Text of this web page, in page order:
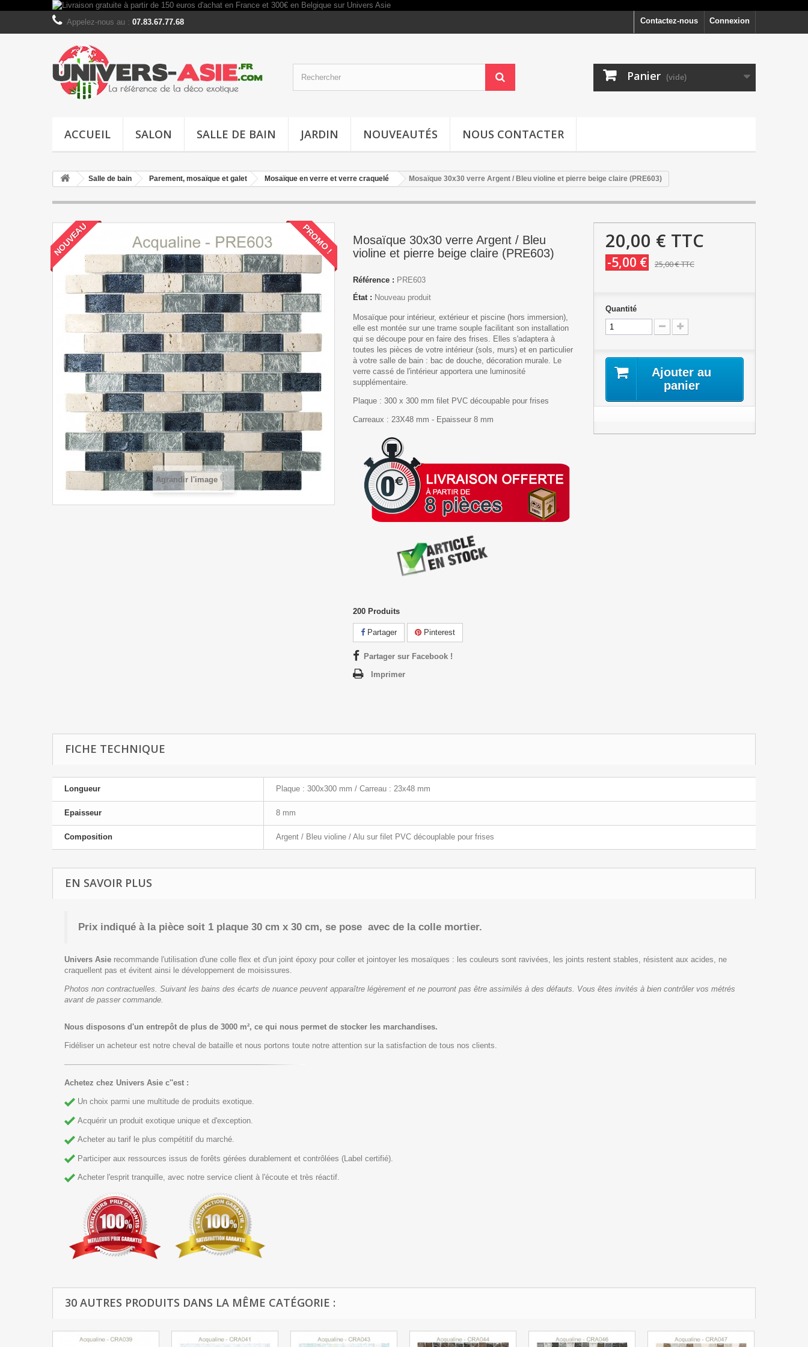
Connexion
Contactez-nous
Appelez-nous au : 07.83.67.77.68
Panier (vide)
ACCUEIL SALON SALLE DE BAIN JARDIN NOUVEAUTÉS NOUS CONTACTER
Salle de bain Parement, mosaïque et galet Mosaïque en verre et verre craquelé Mosaïque 30x30 verre Argent / Bleu violine et pierre beige claire (PRE603)
NOUVEAU PROMO !
Agrandir l'image
Mosaïque 30x30 verre Argent / Bleu
violine et pierre beige claire (PRE603)
Référence : PRE603
État : Nouveau produit
Mosaïque pour intérieur, extérieur et piscine (hors immersion),
elle est montée sur une trame souple facilitant son installation
qui se découpe pour en faire des frises. Elles s'adaptera à
toutes les pièces de votre intérieur (sols, murs) et en particulier
à votre salle de bain : bac de douche, décoration murale. Le
verre cassé de l'intérieur apportera une luminosité
supplémentaire.
Plaque : 300 x 300 mm filet PVC découpable pour frises
Carreaux : 23X48 mm - Epaisseur 8 mm
200 Produits
Partager Pinterest
Partager sur Facebook !
Imprimer
20,00 € TTC
-5,00 € 25,00 €TTC
Quantité
Ajouter au
panier
FICHE TECHNIQUE
Longueur Plaque : 300x300 mm / Carreau : 23x48 mm
Epaisseur 8 mm
Composition Argent / Bleu violine / Alu sur filet PVC découplable pour frises
EN SAVOIR PLUS
Prix indiqué à la pièce soit 1 plaque 30 cm x 30 cm, se pose avec de la colle mortier.
Univers Asie recommande l'utilisation d'une colle flex et d'un joint époxy pour coller et jointoyer les mosaïques : les couleurs sont ravivées, les joints restent stables, résistent aux acides, ne
craquellent pas et évitent ainsi le développement de moisissures.
Photos non contractuelles. Suivant les bains des écarts de nuance peuvent apparaître légèrement et ne pourront pas être assimilés à des défauts. Vous êtes invités à bien contrôler vos métrés
avant de passer commande.
Nous disposons d'un entrepôt de plus de 3000 m², ce qui nous permet de stocker les marchandises.
Fidéliser un acheteur est notre cheval de bataille et nous portons toute notre attention sur la satisfaction de tous nos clients.
Achetez chez Univers Asie c''est :
Un choix parmi une multitude de produits exotique.
Acquérir un produit exotique unique et d'exception.
Acheter au tarif le plus compétitif du marché.
Participer aux ressources issus de forêts gérées durablement et contrôlées (Label certifié).
Acheter l'esprit tranquille, avec notre service client à l'écoute et très réactif.
30 AUTRES PRODUITS DANS LA MÊME CATÉGORIE :